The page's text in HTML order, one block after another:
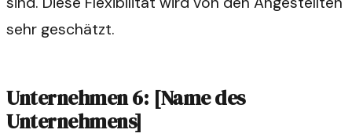
sehr geschätzt.
Unternehmen 6: [Name des
Unternehmens]